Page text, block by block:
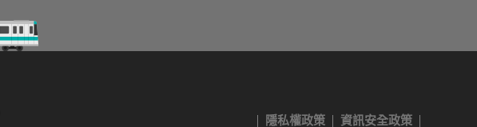
隱私權政策 資訊安全政策